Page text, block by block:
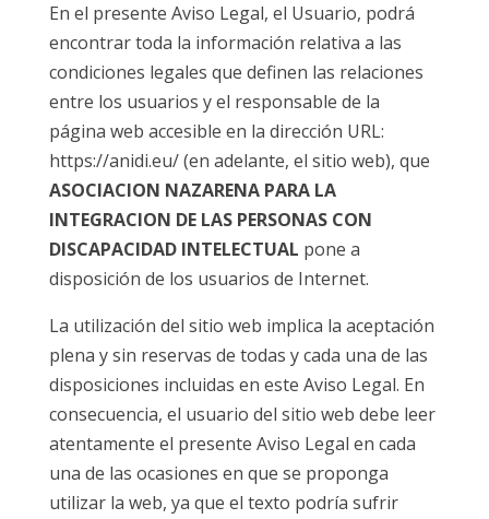
En el presente Aviso Legal, el Usuario, podrá
encontrar toda la información relativa a las
condiciones legales que definen las relaciones
entre los usuarios y el responsable de la
página web accesible en la dirección URL:
https://anidi.eu/ (en adelante, el sitio web), que
ASOCIACION NAZARENA PARA LA
INTEGRACION DE LAS PERSONAS CON
DISCAPACIDAD INTELECTUAL pone a
disposición de los usuarios de Internet.
La utilización del sitio web implica la aceptación
plena y sin reservas de todas y cada una de las
disposiciones incluidas en este Aviso Legal. En
consecuencia, el usuario del sitio web debe leer
atentamente el presente Aviso Legal en cada
una de las ocasiones en que se proponga
utilizar la web, ya que el texto podría sufrir